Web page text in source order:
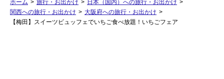
ホーム > 旅行・お出かけ > 日本（国内）への旅行・お出かけ >
関西への旅行・お出かけ > 大阪府への旅行・お出かけ >
【梅田】スイーツビュッフェでいちご食べ放題！いちごフェア